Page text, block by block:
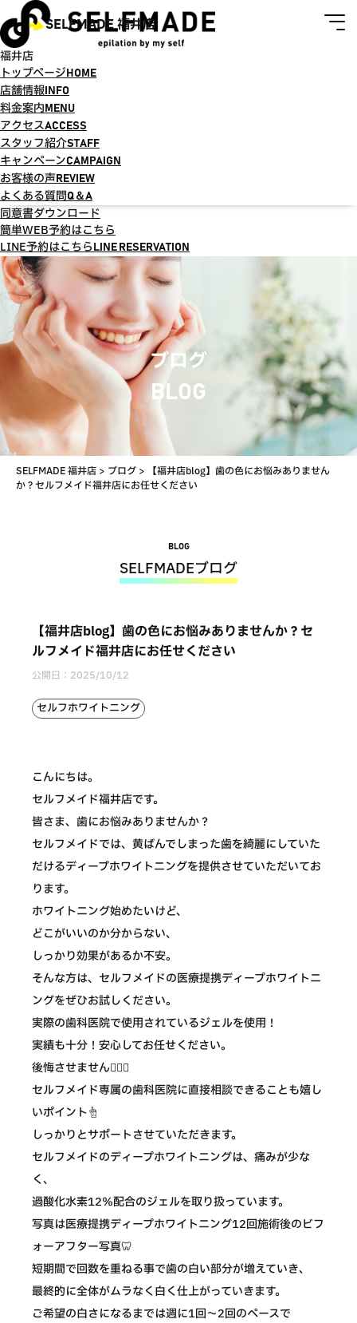
SELFMADE 福井店
福井店
トップページ HOME
店舗情報 INFO
料金案内 MENU
アクセスACCESS
スタッフ紹介STAFF
キャンペーンCAMPAIGN
お客様の声 REVIEW
よくある質問Q＆A
同意書ダウンロード
簡単WEB予約はこちら
LINE予約はこちら LINE RESERVATION
ブログ
BLOG
SELFMADE 福井店 > ブログ >
【福井店blog】歯の色にお悩みありません
か？セルフメイド福井店にお任せください
BLOG
SELFMADEブログ
【福井店blog】歯の色にお悩みありませんか？セ
ルフメイド福井店にお任せください
公開日： 2025/10/12
セルフホワイトニング
こんにちは。
セルフメイド福井店です。
皆さま、歯にお悩みありませんか？
セルフメイドでは、黄ばんでしまった歯を綺麗にしていた
だけるディープホワイトニングを提供させていただいてお
ります。
ホワイトニング始めたいけど、
どこがいいのか分からない、
しっかり効果があるか不安。
そんな方は、セルフメイドの医療提携ディープホワイトニ
ングをぜひお試しください。
実際の歯科医院で使用されているジェルを使用！
実績も十分！安心してお任せください。
後悔させません🙆🏻‍♀️
セルフメイド専属の歯科医院に直接相談できることも嬉し
いポイント☝️
しっかりとサポートさせていただきます。
セルフメイドのディープホワイトニングは、痛みが少な
く、
過酸化水素12％配合のジェルを取り扱っています。
写真は医療提携ディープホワイトニング12回施術後のビフ
ォーアフター写真🦷
短期間で回数を重ねる事で歯の白い部分が増えていき、
最終的に全体がムラなく白く仕上がっていきます。
ご希望の白さになるまでは週に1回〜2回のペースで